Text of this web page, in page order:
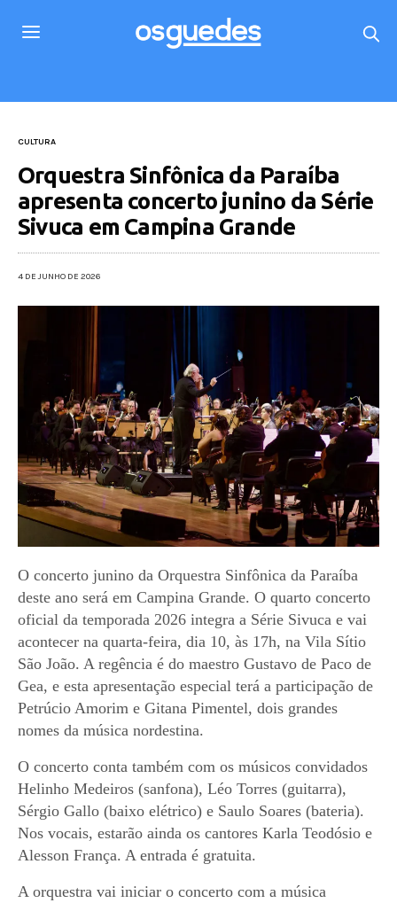
CULTURA
Orquestra Sinfônica da Paraíba
apresenta concerto junino da Série
Sivuca em Campina Grande
4 DE JUNHO DE 2026
O concerto junino da Orquestra Sinfônica da Paraíba
deste ano será em Campina Grande. O quarto concerto
oficial da temporada 2026 integra a Série Sivuca e vai
acontecer na quarta-feira, dia 10, às 17h, na Vila Sítio
São João. A regência é do maestro Gustavo de Paco de
Gea, e esta apresentação especial terá a participação de
Petrúcio Amorim e Gitana Pimentel, dois grandes
nomes da música nordestina.
O concerto conta também com os músicos convidados
Helinho Medeiros (sanfona), Léo Torres (guitarra),
Sérgio Gallo (baixo elétrico) e Saulo Soares (bateria).
Nos vocais, estarão ainda os cantores Karla Teodósio e
Alesson França. A entrada é gratuita.
A orquestra vai iniciar o concerto com a música